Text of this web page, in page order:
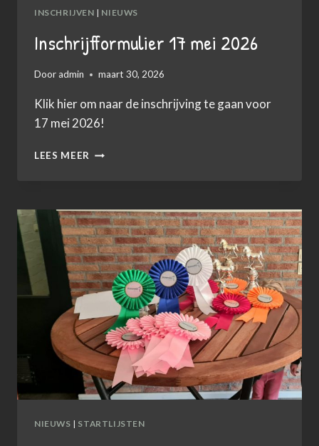
INSCHRIJVEN | NIEUWS
Inschrijfformulier 17 mei 2026
Dooradmin maart 30, 2026
Klik hier om naar de inschrijving te gaan voor
17 mei 2026!
LEES MEER INSCHRIJFFORMULIER
NIEUWS | STARTLIJSTEN